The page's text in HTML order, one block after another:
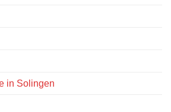
in Solingen